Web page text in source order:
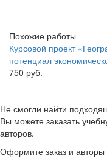
Похожие работы
Курсовой проект
потенциал
750 руб.
Не смогли найти
Вы можете заказать
авторов.
Оформите заказ и авторы